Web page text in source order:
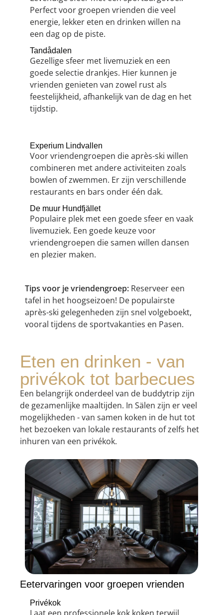
Perfect voor groepen vrienden die veel
energie, lekker eten en drinken willen na
een dag op de piste.
Tandådalen
Gezellige sfeer met livemuziek en een
goede selectie drankjes. Hier kunnen je
vrienden genieten van zowel rust als
feestelijkheid, afhankelijk van de dag en het
tijdstip.
Experium Lindvallen
Voor vriendengroepen die après-ski willen
combineren met andere activiteiten zoals
bowlen of zwemmen. Er zijn verschillende
restaurants en bars onder één dak.
De muur Hundfjället
Populaire plek met een goede sfeer en vaak
livemuziek. Een goede keuze voor
vriendengroepen die samen willen dansen
en plezier maken.
Tips voor je vriendengroep: Reserveer een
tafel in het hoogseizoen! De populairste
après-ski gelegenheden zijn snel volgeboekt,
vooral tijdens de sportvakanties en Pasen.
Eten en drinken - van
privékok tot barbecues
Een belangrijk onderdeel van de buddytrip zijn
de gezamenlijke maaltijden. In Sälen zijn er veel
mogelijkheden - van samen koken in de hut tot
het bezoeken van lokale restaurants of zelfs het
inhuren van een privékok.
Eetervaringen voor groepen vrienden
Privékok